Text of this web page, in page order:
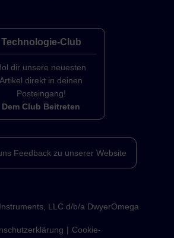
Technologie-Club
dir unsere neuesten
Artikel direkt in deinen
Posteingang!
Dem Club Beitreten
Feedback zu unserer Website
LLC d/b/a DwyerOmega
Cookie-